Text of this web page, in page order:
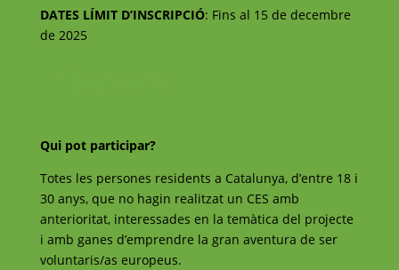
DATES LÍMIT D’INSCRIPCIÓ: Fins al 15 de decembre
de 2025
Qui pot participar?
Totes les persones residents a Catalunya, d’entre 18 i
30 anys, que no hagin realitzat un CES amb
anterioritat, interessades en la temàtica del projecte
i amb ganes d’emprendre la gran aventura de ser
voluntaris/as europeus.